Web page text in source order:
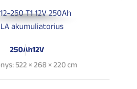
250Ah12V
522 × 268 × 220 cm